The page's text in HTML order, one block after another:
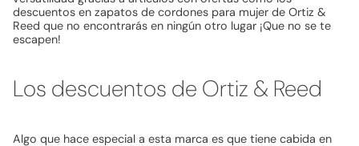
descuentos en zapatos de cordones para mujer de Ortiz &
Reed que no encontrarás en ningún otro lugar ¡Que no se te
escapen!
Los descuentos de Ortiz & Reed
Algo que hace especial a esta marca es que tiene cabida en